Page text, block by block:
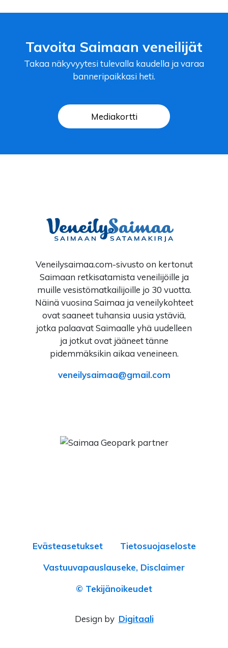
Tavoita Saimaan veneilijät
Takaa näkyvyytesi tulevalla kaudella ja varaa
banneripaikkasi heti.
Mediakortti
Veneilysaimaa.com-sivusto on kertonut
Saimaan retkisatamista veneilijöille ja
muille vesistömatkailijoille jo 30 vuotta.
Näinä vuosina Saimaa ja veneilykohteet
ovat saaneet tuhansia uusia ystäviä,
jotka palaavat Saimaalle yhä uudelleen
ja jotkut ovat jääneet tänne
pidemmäksikin aikaa veneineen.
veneilysaimaa
gmail.com
Evästeasetukset
Tietosuojaseloste
Vastuuvapauslauseke, Disclaimer
© Tekijänoikeudet
Design by Digitaali